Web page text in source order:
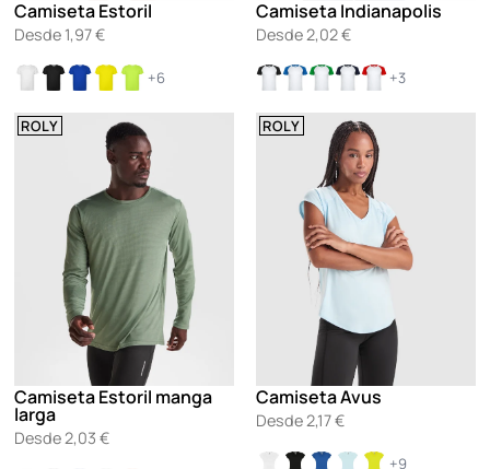
Camiseta Estoril
Desde 1,97€
+6
Camiseta Indianapolis
Desde 2,02€
+3
ROLY
Camiseta Estoril manga
larga
Desde2,03€
ROLY
Camiseta Avus
Desde2,17€
+9